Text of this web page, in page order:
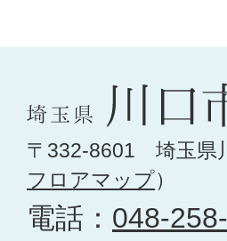
〒332-8601 埼玉県
フロアマップ）
電話： 048-